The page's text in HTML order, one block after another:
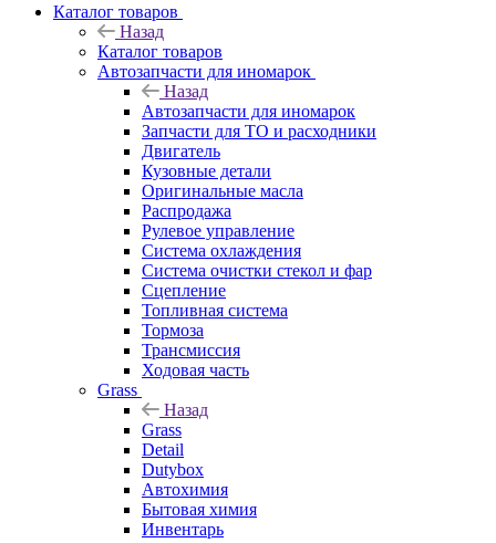
Каталог товаров
Назад
Каталог товаров
Автозапчасти для иномарок
Назад
Автозапчасти для иномарок
Запчасти для ТО и расходники
Двигатель
Кузовные детали
Оригинальные масла
Распродажа
Рулевое управление
Система охлаждения
Система очистки стекол и фар
Сцепление
Топливная система
Тормоза
Трансмиссия
Ходовая часть
Grass
Назад
Grass
Detail
Dutybox
Автохимия
Бытовая химия
Инвентарь